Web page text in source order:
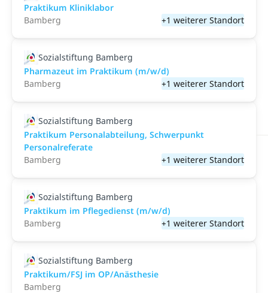
Praktikum Kliniklabor
Bamberg
+1 weiterer Standort
Sozialstiftung Bamberg
Pharmazeut im Praktikum (m/w/d)
Bamberg
+1 weiterer Standort
Sozialstiftung Bamberg
Praktikum Personalabteilung, Schwerpunkt
Personalreferate
Bamberg
+1 weiterer Standort
Sozialstiftung Bamberg
Praktikum im Pflegedienst (m/w/d)
Bamberg
+1 weiterer Standort
Sozialstiftung Bamberg
Praktikum/FSJ im OP/Anästhesie
Bamberg